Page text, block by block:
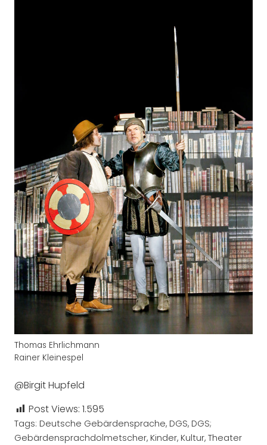
Thomas Ehrlichmann
Rainer Kleinespel
@Birgit Hupfeld
Post Views: 1.595
Tags: Deutsche Gebärdensprache, DGS, DGS;
Gebärdensprachdolmetscher, Kinder, Kultur, Theater